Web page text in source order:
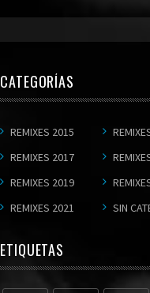
CATEGORÍAS
REMIXES 2015
REMIXES 2017
REMIXES 2019
REMIXES 2021
SIN
ETIQUETAS